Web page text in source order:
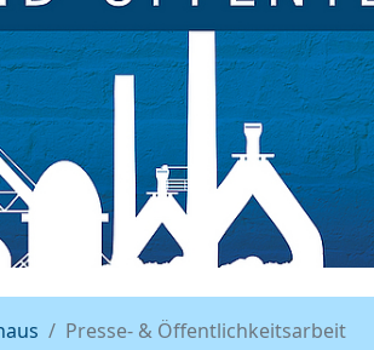
Presse- & Öffentlichkeitsarbeit